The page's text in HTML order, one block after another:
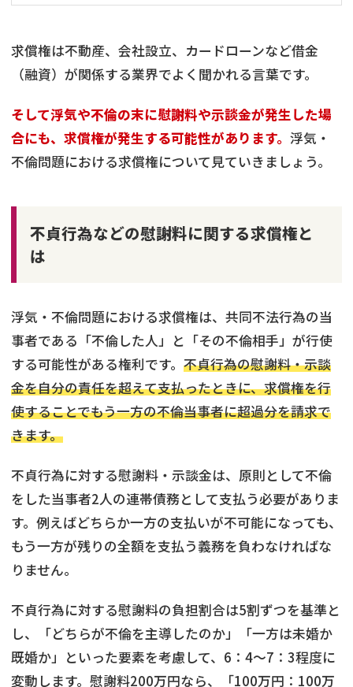
求償権は不動産、会社設立、カードローンなど借金
（融資）が関係する業界でよく聞かれる言葉です。
そして浮気や不倫の末に慰謝料や示談金が発生した場
合にも、求償権が発生する可能性があります。 浮気・
不倫問題における求償権について見ていきましょう。
不貞行為などの慰謝料に関する求償権と
は
浮気・不倫問題における求償権は、共同不法行為の当
事者である「不倫した人」と「その不倫相手」が行使
する可能性がある権利です。 不貞行為の慰謝料・示談
金を自分の責任を超えて支払ったときに、求償権を行
使することでもう一方の不倫当事者に超過分を請求で
きます。
不貞行為に対する慰謝料・示談金は、原則として不倫
をした当事者2人の連帯債務として支払う必要がありま
す。例えばどちらか一方の支払いが不可能になっても、
もう一方が残りの全額を支払う義務を負わなければな
りません。
不貞行為に対する慰謝料の負担割合は5割ずつを基準と
し、「どちらが不倫を主導したのか」「一方は未婚か
既婚か」といった要素を考慮して、6：4〜7：3程度に
変動します。慰謝料200万円なら、「100万円：100万